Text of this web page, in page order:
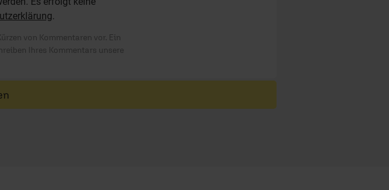
.
von Kommentaren vor. Ein
Ihres Kommentars unsere